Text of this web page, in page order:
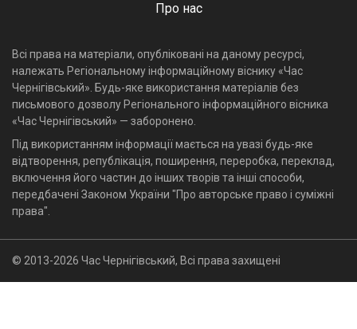
Про нас
Всі права на матеріали, опубліковані на даному ресурсі,
належать Регіональному інформаційному віснику «Час
Чернігівський». Будь-яке використання матеріалів без
письмового дозволу Регіонального інформаційного вісника
«Час Чернігівський» — заборонено.
Під використанням інформації мається на увазі будь-яке
відтворення, републікація, поширення, переробка, переклад,
включення його частин до інших творів та інші способи,
передбачені Законом України "Про авторське право і суміжні
права".
© 2013-2026 Час Чернігівський, Всі права захищені